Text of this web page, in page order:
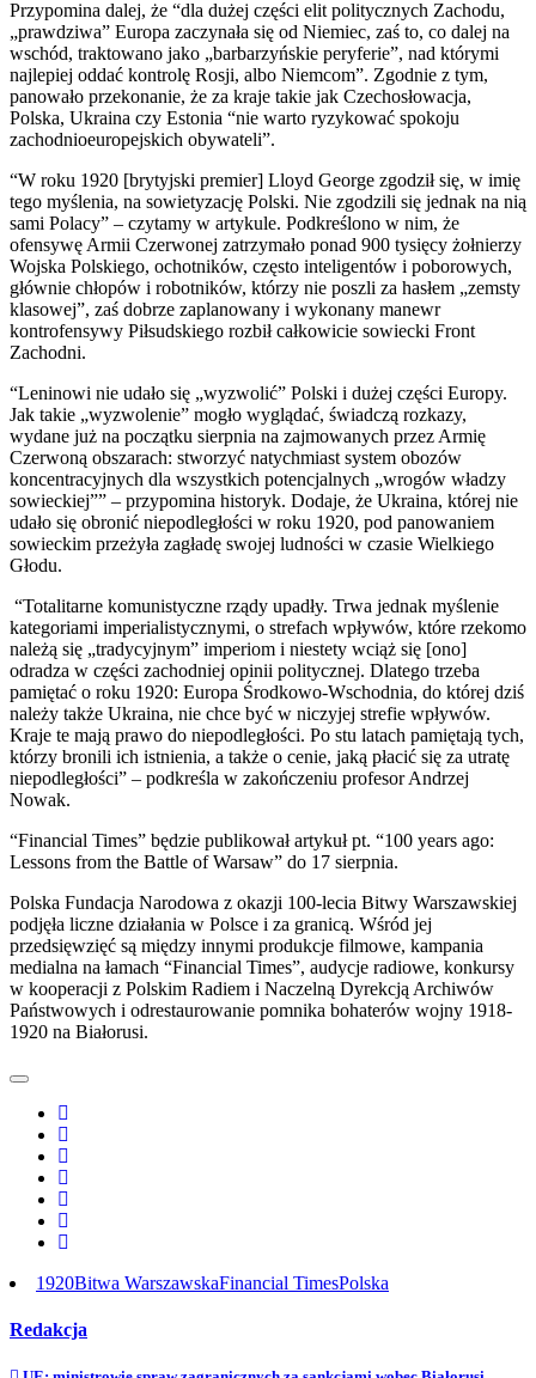
Przypomina dalej, że “dla dużej części elit politycznych Zachodu,
„prawdziwa” Europa zaczynała się od Niemiec, zaś to, co dalej na
wschód, traktowano jako „barbarzyńskie peryferie”, nad którymi
najlepiej oddać kontrolę Rosji, albo Niemcom”. Zgodnie z tym,
panowało przekonanie, że za kraje takie jak Czechosłowacja,
Polska, Ukraina czy Estonia “nie warto ryzykować spokoju
zachodnioeuropejskich obywateli”.
“W roku 1920 [brytyjski premier] Lloyd George zgodził się, w imię
tego myślenia, na sowietyzację Polski. Nie zgodzili się jednak na nią
sami Polacy” – czytamy w artykule. Podkreślono w nim, że
ofensywę Armii Czerwonej zatrzymało ponad 900 tysięcy żołnierzy
Wojska Polskiego, ochotników, często inteligentów i poborowych,
głównie chłopów i robotników, którzy nie poszli za hasłem „zemsty
klasowej”, zaś dobrze zaplanowany i wykonany manewr
kontrofensywy Piłsudskiego rozbił całkowicie sowiecki Front
Zachodni.
“Leninowi nie udało się „wyzwolić” Polski i dużej części Europy.
Jak takie „wyzwolenie” mogło wyglądać, świadczą rozkazy,
wydane już na początku sierpnia na zajmowanych przez Armię
Czerwoną obszarach: stworzyć natychmiast system obozów
koncentracyjnych dla wszystkich potencjalnych „wrogów władzy
sowieckiej”” – przypomina historyk. Dodaje, że Ukraina, której nie
udało się obronić niepodległości w roku 1920, pod panowaniem
sowieckim przeżyła zagładę swojej ludności w czasie Wielkiego
Głodu.
“Totalitarne komunistyczne rządy upadły. Trwa jednak myślenie
kategoriami imperialistycznymi, o strefach wpływów, które rzekomo
należą się „tradycyjnym” imperiom i niestety wciąż się [ono]
odradza w części zachodniej opinii politycznej. Dlatego trzeba
pamiętać o roku 1920: Europa Środkowo-Wschodnia, do której dziś
należy także Ukraina, nie chce być w niczyjej strefie wpływów.
Kraje te mają prawo do niepodległości. Po stu latach pamiętają tych,
którzy bronili ich istnienia, a także o cenie, jaką płacić się za utratę
niepodległości” – podkreśla w zakończeniu profesor Andrzej
Nowak.
“Financial Times” będzie publikował artykuł pt. “100 years ago:
Lessons from the Battle of Warsaw” do 17 sierpnia.
Polska Fundacja Narodowa z okazji 100-lecia Bitwy Warszawskiej
podjęła liczne działania w Polsce i za granicą. Wśród jej
przedsięwzięć są między innymi produkcje filmowe, kampania
medialna na łamach “Financial Times”, audycje radiowe, konkursy
w kooperacji z Polskim Radiem i Naczelną Dyrekcją Archiwów
Państwowych i odrestaurowanie pomnika bohaterów wojny 1918-
1920 na Białorusi.
1920Bitwa WarszawskaFinancial TimesPolska
Redakcja